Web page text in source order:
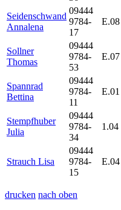
Seidenschwand
Annalena
09444
9784-
17
E.08
Sollner
Thomas
09444
9784-
53
E.07
Spannrad
Bettina
09444
9784-
11
E.01
Stempfhuber
Julia
09444
9784-
34
1.04
Strauch Lisa
09444
9784-
15
E.04
drucken nach oben